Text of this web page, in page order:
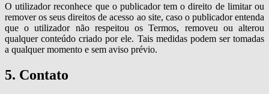
O utilizador reconhece que o publicador tem o direito de limitar ou
remover os seus direitos de acesso ao site, caso o publicador entenda
que o utilizador não respeitou os Termos, removeu ou alterou
qualquer conteúdo criado por ele. Tais medidas podem ser tomadas
a qualquer momento e sem aviso prévio.
5. Contato